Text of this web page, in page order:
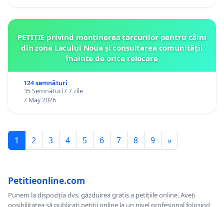
PETIȚIE privind menținerea țarcurilor pentru câini
din zona Lacului Noua și consultarea comunității
înainte de orice relocare
124 semnături
35 Semnături / 7 zile
7 May 2026
1 2 3 4 5 6 7 8 9 »
Petitieonline.com
Punem la dispoziția dvs. găzduirea gratis a petițiile online. Aveți
posibilitatea să publicați petiții online la un nivel profesional folosind